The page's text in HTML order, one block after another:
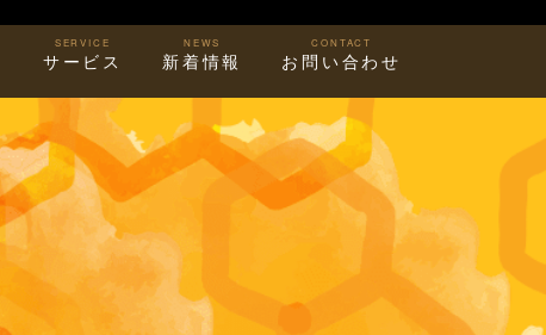
SERVICE
サービス
NEWS
新着情報
CONTACT
お問い合わせ